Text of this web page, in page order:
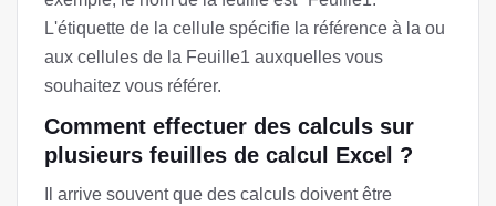
L'étiquette de la cellule spécifie la référence à la ou
aux cellules de la Feuille1 auxquelles vous
souhaitez vous référer.
Comment effectuer des calculs sur
plusieurs feuilles de calcul Excel ?
Il arrive souvent que des calculs doivent être